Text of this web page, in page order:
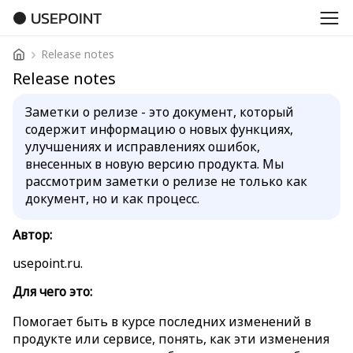
USEPOINT
Release notes
Release notes
Заметки о релизе - это документ, который
содержит информацию о новых функциях,
улучшениях и исправлениях ошибок,
внесенных в новую версию продукта. Мы
рассмотрим заметки о релизе не только как
документ, но и как процесс.
Автор:
usepoint.ru.
Для чего это:
Помогает быть в курсе последних изменений в
продукте или сервисе, понять, как эти изменения